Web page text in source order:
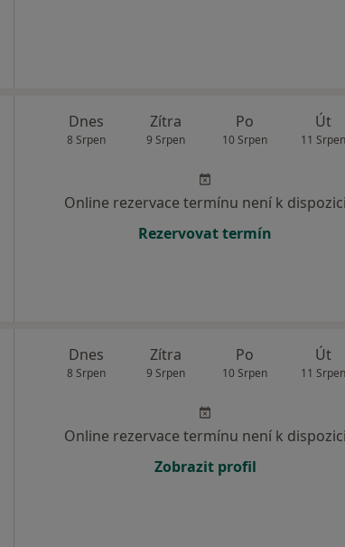
Dnes
8 Srpen
Zítra
9 Srpen
Po
10 Srpen
Út
11 Srpen
Online rezervace termínu není k dispozici
Rezervovat termín
Dnes
8 Srpen
Zítra
9 Srpen
Po
10 Srpen
Út
11 Srpen
Online rezervace termínu není k dispozici
Zobrazit profil